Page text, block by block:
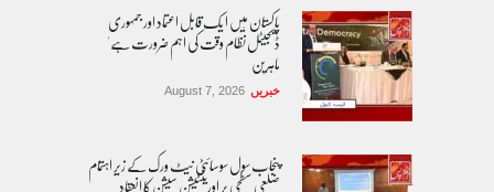
پاکستان مِیں ا یک قابل اعتماد اور جمہوری
ڈیجیٹل نظام وقت کی اہم ضرورت ہے'
ماہرین
خبریں August 7, 2026
پنجاب سول سوسائٹی نیٹ ورک کے زیرِ اہتمام